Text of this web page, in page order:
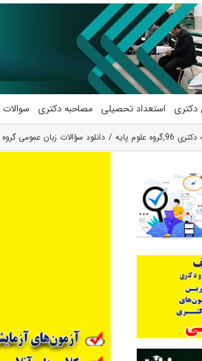
دکتری استعداد تحصیلی مصاحبه دکتری
96
,گروه علوم پایه دانلود سؤالات زبان عمومی گروه